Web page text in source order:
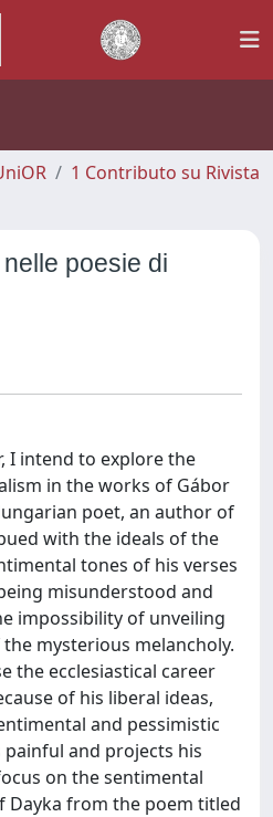
1 Contributo su Rivista
poesie di
I intend to explore the
in the works of Gábor
poet, an author of
with the ideals of the
tones of his verses
misunderstood and
impossibility of unveiling
mysterious melancholy.
the ecclesiastical career
of his liberal ideas,
and pessimistic
and projects his
on the sentimental
Dayka from the poem titled